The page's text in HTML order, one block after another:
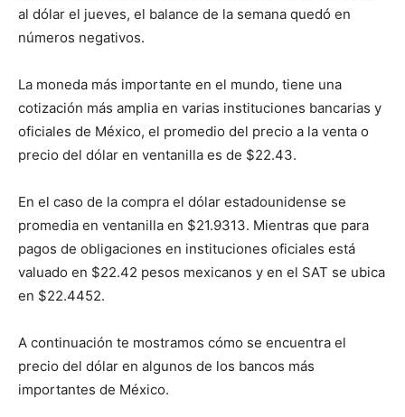
al dólar el jueves, el balance de la semana quedó en
números negativos.
La moneda más importante en el mundo, tiene una
cotización más amplia en varias instituciones bancarias y
oficiales de México, el promedio del precio a la venta o
precio del dólar en ventanilla es de $22.43.
En el caso de la compra el dólar estadounidense se
promedia en ventanilla en $21.9313. Mientras que para
pagos de obligaciones en instituciones oficiales está
valuado en $22.42 pesos mexicanos y en el SAT se ubica
en $22.4452.
A continuación te mostramos cómo se encuentra el
precio del dólar en algunos de los bancos más
importantes de México.